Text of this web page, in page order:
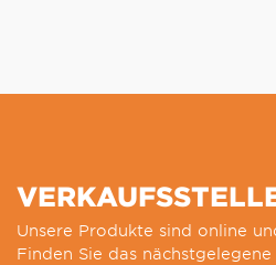
Unsere Produkte sind online
Finden Sie das